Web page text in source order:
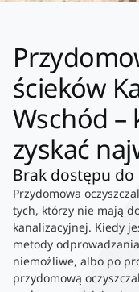
ścieków
Wschód –
zyskać
Brak dostępu do
Przydomowa
tych, którzy nie mają
kanalizacyjnej. Kiedy
metody
niemożliwe, albo po
przydomową